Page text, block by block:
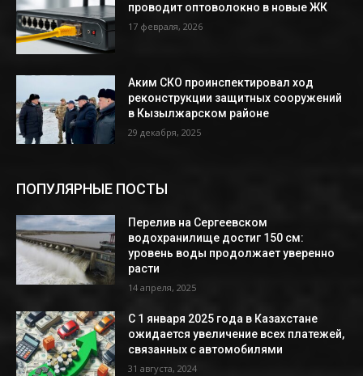
проводит оптоволокно в новые ЖК
17 февраля, 2026
Аким СКО проинспектировал ход
реконструкции защитных сооружений
в Кызылжарском районе
29 декабря, 2025
ПОПУЛЯРНЫЕ ПОСТЫ
Перелив на Сергеевском
водохранилище достиг 150 см:
уровень воды продолжает уверенно
расти
14 апреля, 2025
С 1 января 2025 года в Казахстане
ожидается увеличение всех платежей,
связанных с автомобилями
31 августа, 2024